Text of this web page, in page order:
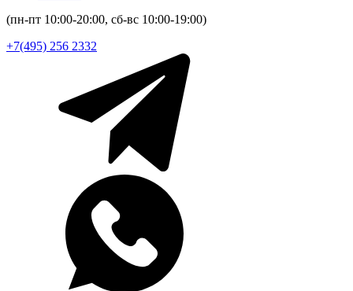
(пн-пт 10:00-20:00, сб-вс 10:00-19:00)
+7(495) 256 2332